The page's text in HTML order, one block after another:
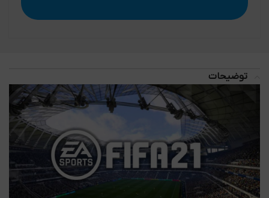
توضیحات